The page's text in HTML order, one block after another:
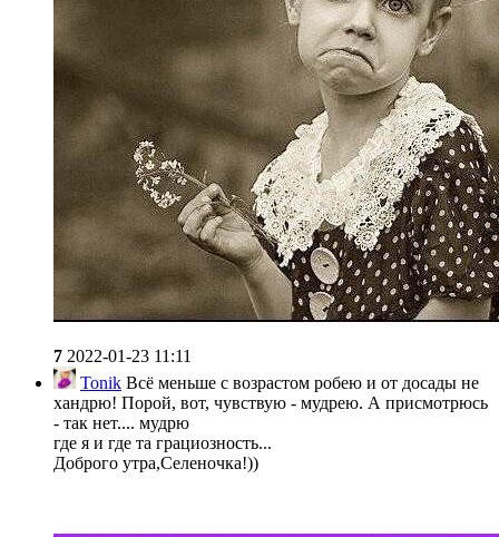
7 2022-01-23 11:11
Tonik Всё меньше с возрастом робею и от досады не
хандрю! Порой, вот, чувствую - мудрею. А присмотрюсь
- так нет.... мудрю
где я и где та грациозность...
Доброго утра,Селеночка!))